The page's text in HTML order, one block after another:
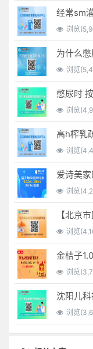
经常sm
浏览
为什么
浏览
浏览
高h榨乳
浏览
爱诗美
浏览
浏览
浏览
沈阳儿
浏览